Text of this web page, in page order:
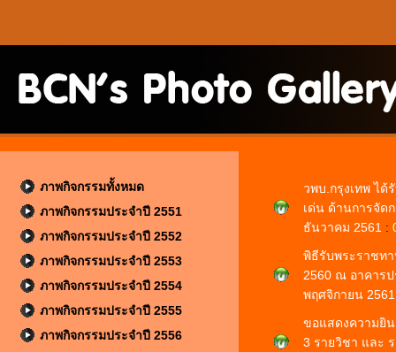
ภาพกิจกรรมทั้งหมด
ภาพกิจกรรมประจำปี 2551
ภาพกิจกรรมประจำปี 2552
ภาพกิจกรรมประจำปี 2553
ภาพกิจกรรมประจำปี 2554
ภาพกิจกรรมประจำปี 2555
ภาพกิจกรรมประจำปี 2556
วพบ.กรุงเทพ ได้
เด่น ด้านการจัด
ธันวาคม 2561 :
พิธีรับพระราชท
2560 ณ อาคาร
พฤศจิกายน
ขอแสดงความยิ
3 รายวิชา และ